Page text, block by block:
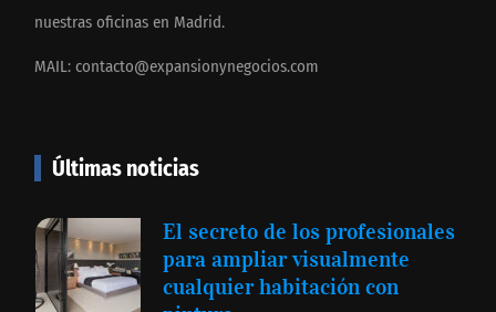
nuestras oficinas en Madrid.
MAIL: contacto@expansionynegocios.com
Últimas noticias
El secreto de los profesionales
para ampliar visualmente
cualquier habitación con